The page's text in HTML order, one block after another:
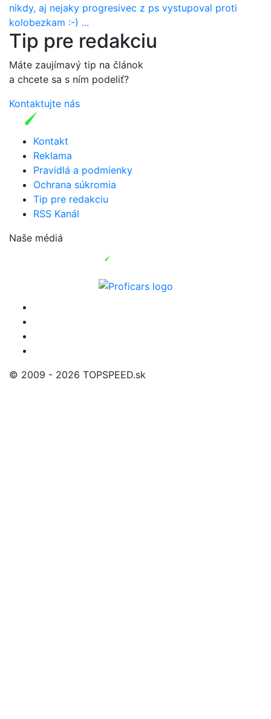
nikdy, aj nejaky progresivec z ps vystupoval proti
kolobezkam :-) ...
Tip pre redakciu
Máte zaujímavý tip na článok
a chcete sa s ním podeliť?
Kontaktujte nás
Kontakt
Reklama
Pravidlá a podmienky
Ochrana súkromia
Tip pre redakciu
RSS Kanál
Naše médiá
© 2009 - 2026 TOPSPEED.sk